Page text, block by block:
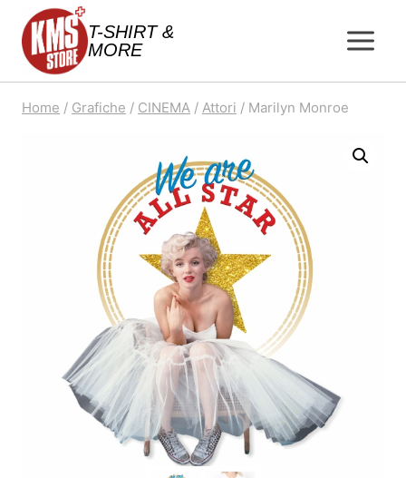
Salta
contenuto
T-SHIRT &
MORE
Home / Grafiche / CINEMA / Attori / Marilyn Monroe